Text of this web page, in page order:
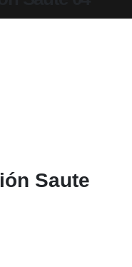
Saute